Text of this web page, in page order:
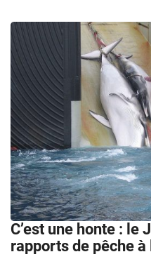
C’est une honte : le
rapports de pêche